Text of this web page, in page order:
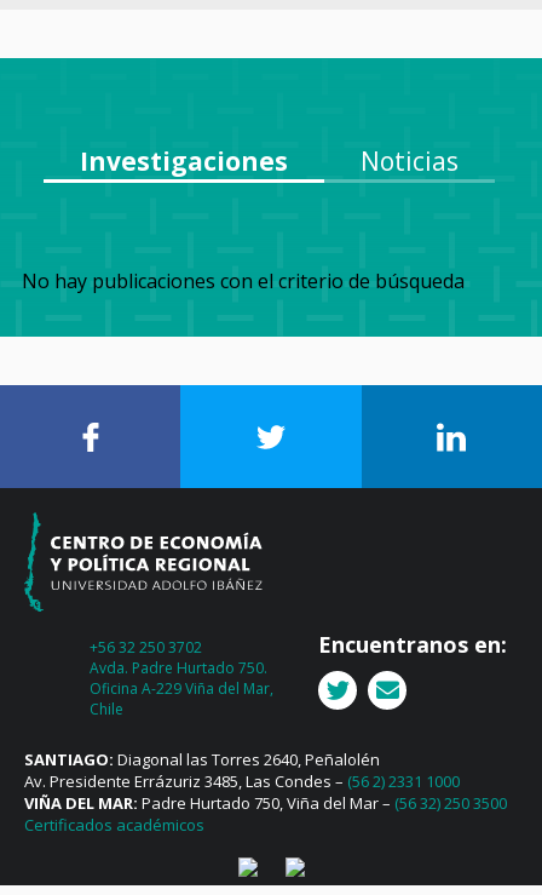
Investigaciones Noticias
No hay publicaciones con el criterio de búsqueda
+56 32 250 3702
Avda. Padre Hurtado 750.
Oficina A-229 Viña del Mar,
Chile
Encuentranos en:
SANTIAGO: Diagonal las Torres 2640, Peñalolén
Av. Presidente Errázuriz 3485, Las Condes – (56 2) 2331 1000
VIÑA DEL MAR: Padre Hurtado 750, Viña del Mar – (56 32) 250 3500
Certificados académicos